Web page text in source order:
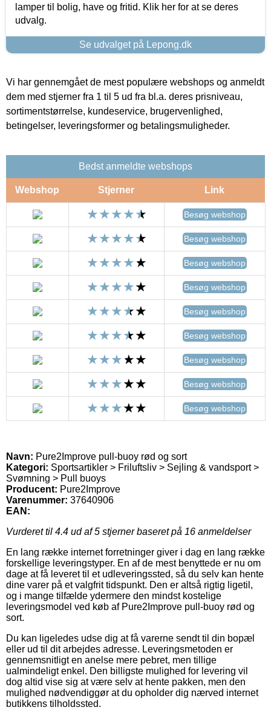
lamper til bolig, have og fritid. Klik her for at se deres
udvalg.
Se udvalget på Lepong.dk
Vi har gennemgået de mest populære webshops og anmeldt
dem med stjerner fra 1 til 5 ud fra bl.a. deres prisniveau,
sortimentstørrelse, kundeservice, brugervenlighed,
betingelser, leveringsformer og betalingsmuligheder.
Bedst anmeldte webshops
Webshop Stjerner Link
Besøg webshop
Besøg webshop
Besøg webshop
Besøg webshop
Besøg webshop
Besøg webshop
Besøg webshop
Besøg webshop
Besøg webshop
Navn: Pure2Improve pull-buoy rød og sort
Kategori: Sportsartikler > Friluftsliv > Sejling & vandsport >
Svømning > Pull buoys
Producent: Pure2Improve
Varenummer: 37640906
EAN:
Vurderet til 4.4 ud af 5 stjerner baseret på 16 anmeldelser
En lang række internet forretninger giver i dag en lang række
forskellige leveringstyper. En af de mest benyttede er nu om
dage at få leveret til et udleveringssted, så du selv kan hente
dine varer på et valgfrit tidspunkt. Den er altså rigtig ligetil,
og i mange tilfælde ydermere den mindst kostelige
leveringsmodel ved køb af Pure2Improve pull-buoy rød og
sort.
Du kan ligeledes udse dig at få varerne sendt til din bopæl
eller ud til dit arbejdes adresse. Leveringsmetoden er
gennemsnitligt en anelse mere pebret, men tillige
ualmindeligt enkel. Den billigste mulighed for levering vil
dog altid vise sig at være selv at hente pakken, men den
mulighed nødvendiggør at du opholder dig nærved internet
butikkens tilholdssted.